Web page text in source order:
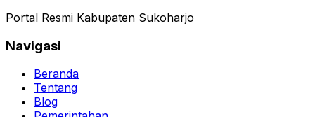
Portal Resmi Kabupaten Sukoharjo
Navigasi
Beranda
Tentang
Blog